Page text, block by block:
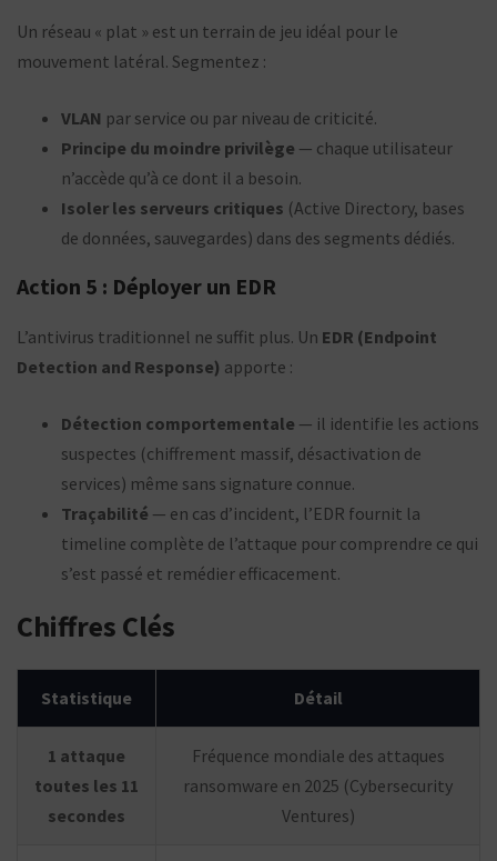
Un réseau « plat » est un terrain de jeu idéal pour le
mouvement latéral. Segmentez :
VLAN par service ou par niveau de criticité.
Principe du moindre privilège — chaque utilisateur
n’accède qu’à ce dont il a besoin.
Isoler les serveurs critiques (Active Directory, bases
de données, sauvegardes) dans des segments dédiés.
Action 5 : Déployer un EDR
L’antivirus traditionnel ne suffit plus. Un EDR (Endpoint
Detection and Response) apporte :
Détection comportementale — il identifie les actions
suspectes (chiffrement massif, désactivation de
services) même sans signature connue.
Traçabilité — en cas d’incident, l’EDR fournit la
timeline complète de l’attaque pour comprendre ce qui
s’est passé et remédier efficacement.
Chiffres Clés
Statistique Détail
1 attaque
toutes les 11
secondes
Fréquence mondiale des attaques
ransomware en 2025 (Cybersecurity
Ventures)